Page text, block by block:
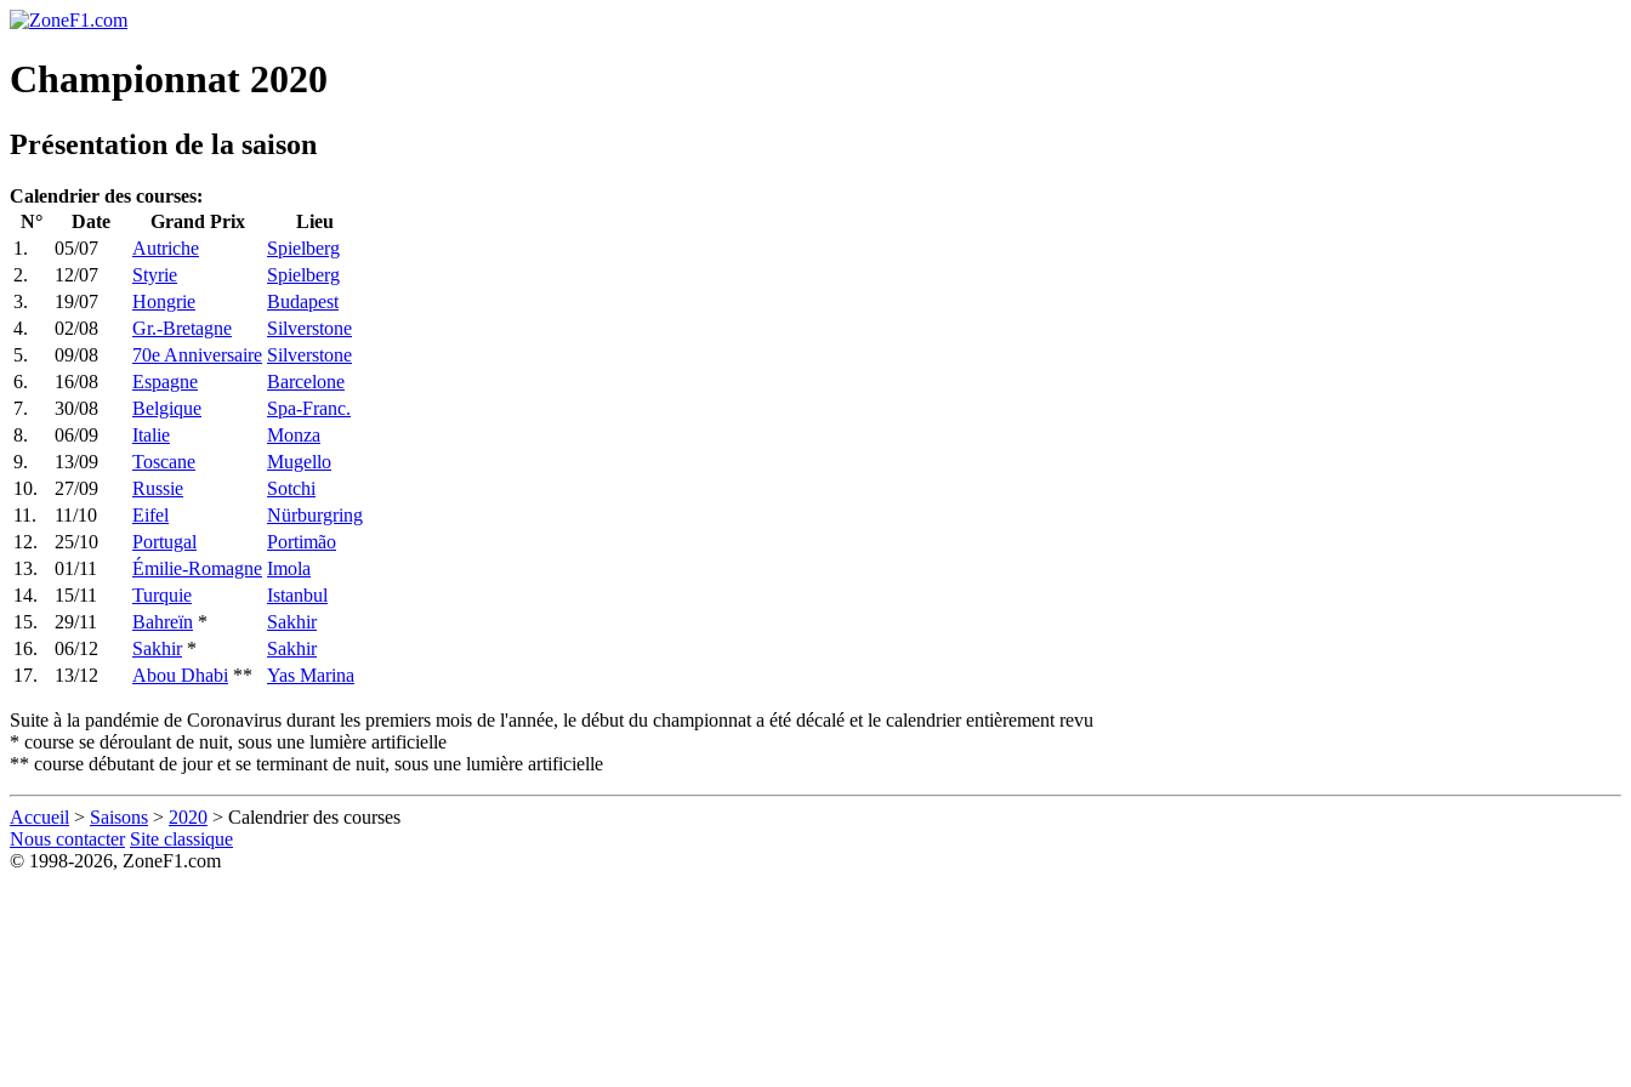
Championnat 2020
Présentation de la saison
Calendrier des courses:
N°
Date Grand Prix
Lieu
1.
05/07 Autriche
Spielberg
2.
12/07 Styrie
Spielberg
3.
19/07 Hongrie
Budapest
4.
02/08 Gr.-Bretagne
Silverstone
5.
09/08 70e Anniversaire Silverstone
6.
16/08 Espagne
Barcelone
7.
30/08 Belgique
Spa-Franc.
8.
06/09 Italie
Monza
9.
13/09 Toscane
Mugello
10.
27/09 Russie
Sotchi
11.
11/10 Eifel
Nürburgring
12.
25/10 Portugal
Portimão
13.
01/11 Émilie-Romagne Imola
14.
15/11 Turquie
Istanbul
15.
29/11 Bahreïn *
Sakhir
16.
06/12 Sakhir*
Sakhir
17.
13/12 Abou Dhabi ** Yas Marina
Suite à la pandémie de Coronavirus durant les premiers mois de l'année, le début du championnat a été décalé et le calendrier entièrement revu
* course se déroulant de nuit, sous une lumière artificielle
** course débutant de jour et se terminant de nuit, sous une lumière artificielle
Accueil > Saisons > 2020 > Calendrier des courses
Nous contacter Site classique
© 1998-2026, ZoneF1.com